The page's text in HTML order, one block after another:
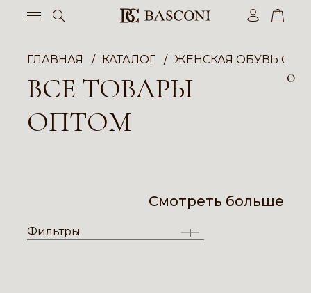
ГЛАВНАЯ КАТАЛОГ ЖЕНСКАЯ ОБУВЬ
ВСЕ ТОВАРЫ
ОПТОМ
0
Смотреть больше
Фильтры